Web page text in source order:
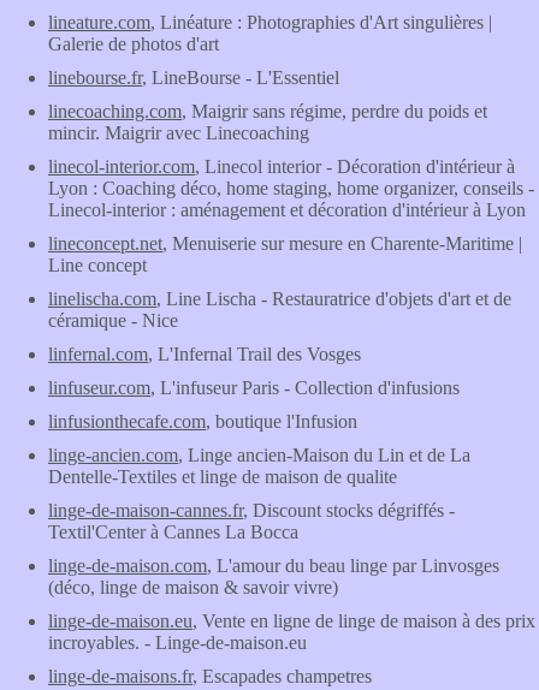
lineature.com, Linéature : Photographies d'Art singulières |
Galerie de photos d'art
linebourse.fr, LineBourse - L'Essentiel
linecoaching.com, Maigrir sans régime, perdre du poids et
mincir. Maigrir avec Linecoaching
linecol-interior.com, Linecol interior - Décoration d'intérieur à
Lyon : Coaching déco, home staging, home organizer, conseils -
Linecol-interior : aménagement et décoration d'intérieur à Lyon
lineconcept.net, Menuiserie sur mesure en Charente-Maritime |
Line concept
linelischa.com, Line Lischa - Restauratrice d'objets d'art et de
céramique - Nice
linfernal.com, L'Infernal Trail des Vosges
linfuseur.com, L'infuseur Paris - Collection d'infusions
linfusionthecafe.com, boutique l'Infusion
linge-ancien.com, Linge ancien-Maison du Lin et de La
Dentelle-Textiles et linge de maison de qualite
linge-de-maison-cannes.fr, Discount stocks dégriffés -
Textil'Center à Cannes La Bocca
linge-de-maison.com, L'amour du beau linge par Linvosges
(déco, linge de maison & savoir vivre)
linge-de-maison.eu, Vente en ligne de linge de maison à des prix
incroyables. - Linge-de-maison.eu
linge-de-maisons.fr, Escapades champetres